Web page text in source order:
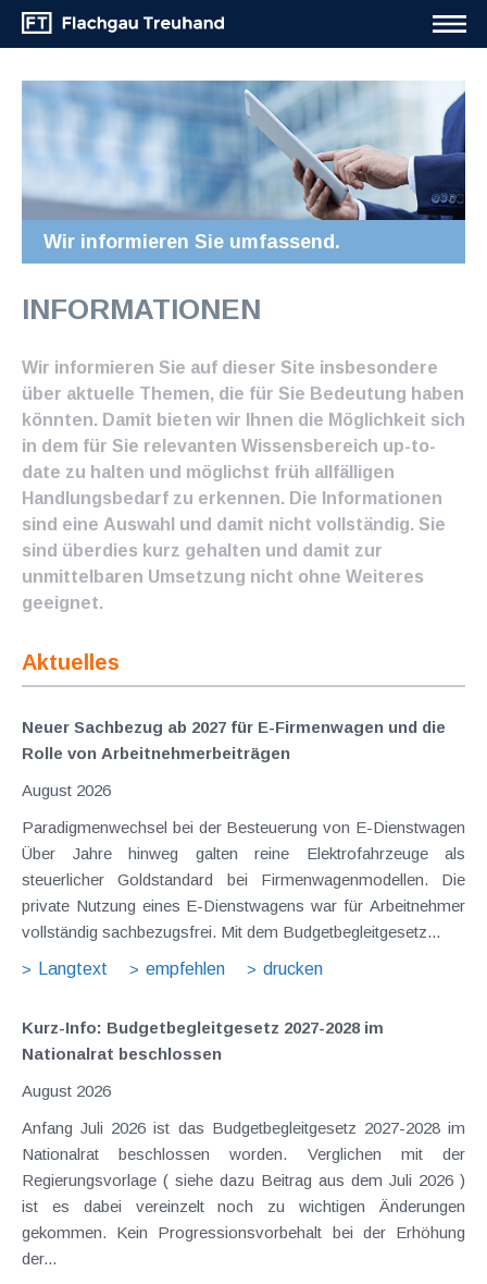
Wir informieren Sie umfassend.
INFORMATIONEN
Wir informieren Sie auf dieser Site insbesondere
über aktuelle Themen, die für Sie Bedeutung haben
könnten. Damit bieten wir Ihnen die Möglichkeit sich
in dem für Sie relevanten Wissensbereich up-to-
date zu halten und möglichst früh allfälligen
Handlungsbedarf zu erkennen. Die Informationen
sind eine Auswahl und damit nicht vollständig. Sie
sind überdies kurz gehalten und damit zur
unmittelbaren Umsetzung nicht ohne Weiteres
geeignet.
Aktuelles
Neuer Sachbezug ab 2027 für E-Firmenwagen und die
Rolle von Arbeitnehmer​­beiträgen
August 2026
Paradigmenwechsel bei der Besteuerung von E-Dienstwagen
Über Jahre hinweg galten reine Elektrofahrzeuge als
steuerlicher Goldstandard bei Firmenwagenmodellen. Die
private Nutzung eines E-Dienstwagens war für Arbeitnehmer
vollständig sachbezugsfrei. Mit dem Budgetbegleitgesetz...
Langtext
empfehlen drucken
Kurz-Info: Budgetbegleitgesetz 2027-2028 im
Nationalrat beschlossen
August 2026
Anfang Juli 2026 ist das Budgetbegleitgesetz 2027-2028 im
Nationalrat beschlossen worden. Verglichen mit der
Regierungsvorlage ( siehe dazu Beitrag aus dem Juli 2026 )
ist es dabei vereinzelt noch zu wichtigen Änderungen
gekommen. Kein Progressionsvorbehalt bei der Erhöhung
der...